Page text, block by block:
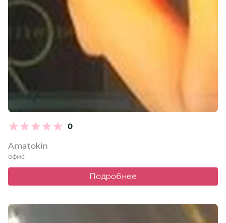
0
Amatokin
офис
Подробнее